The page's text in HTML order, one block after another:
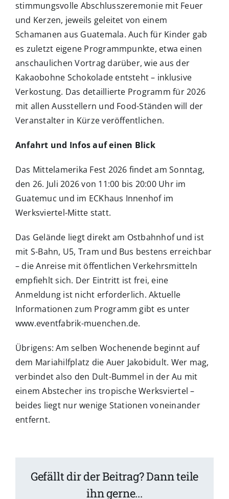
stimmungsvolle Abschlusszeremonie mit Feuer
und Kerzen, jeweils geleitet von einem
Schamanen aus Guatemala. Auch für Kinder gab
es zuletzt eigene Programmpunkte, etwa einen
anschaulichen Vortrag darüber, wie aus der
Kakaobohne Schokolade entsteht – inklusive
Verkostung. Das detaillierte Programm für 2026
mit allen Ausstellern und Food-Ständen will der
Veranstalter in Kürze veröffentlichen.
Anfahrt und Infos auf einen Blick
Das Mittelamerika Fest 2026 findet am Sonntag,
den 26. Juli 2026 von 11:00 bis 20:00 Uhr im
Guatemuc und im ECKhaus Innenhof im
Werksviertel-Mitte statt.
Das Gelände liegt direkt am Ostbahnhof und ist
mit S-Bahn, U5, Tram und Bus bestens erreichbar
– die Anreise mit öffentlichen Verkehrsmitteln
empfiehlt sich. Der Eintritt ist frei, eine
Anmeldung ist nicht erforderlich. Aktuelle
Informationen zum Programm gibt es unter
www.eventfabrik-muenchen.de.
Übrigens: Am selben Wochenende beginnt auf
dem Mariahilfplatz die Auer Jakobidult. Wer mag,
verbindet also den Dult-Bummel in der Au mit
einem Abstecher ins tropische Werksviertel –
beides liegt nur wenige Stationen voneinander
entfernt.
Gefällt dir der Beitrag? Dann teile
ihn gerne...